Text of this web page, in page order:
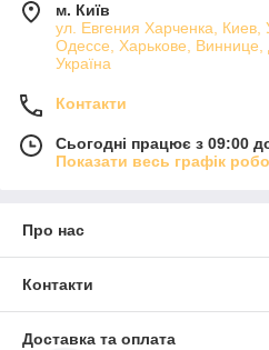
м. Київ
ул. Евгения Харченка,
Одессе, Харькове, Виннице,
Україна
Контакти
Сьогодні працює з 09:00
Показати весь графік
Про нас
Контакти
Доставка та оплата